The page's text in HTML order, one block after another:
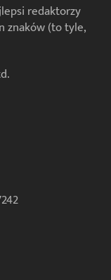
redaktorzy
znaków (to tyle,